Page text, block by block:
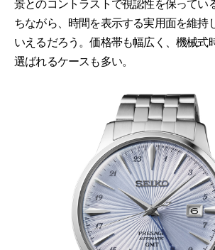
景とのコントラストで視認性を保ってい
ちながら、時間を表示する実用面を維持
いえるだろう。価格帯も幅広く、機械式
選ばれるケースも多い。